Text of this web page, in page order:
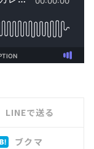
LINEで送る
ブクマ